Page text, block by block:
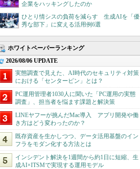
企業をハッキングしたのか
ひとり情シスの負荷を減らす 生成AIを「優
秀な部下」に変える活用例6選
ホワイトペーパーランキング
2026/08/06 UPDATE
実態調査で見えた、AI時代のセキュリティ対策
における「センターピン」とは？
PC運用管理者1030人に聞いた「PC運用の実態
調査」、担当者を悩ます課題と解決策
LINEヤフーが挑んだMac導入 アプリ開発や働
き方はどう変わったのか？
既存資産を生かしつつ、データ活用基盤のイン
フラをモダン化する方法とは
インシデント解決を1週間から約1日に短縮、生
成AI×ITSMで実現する運用モデル